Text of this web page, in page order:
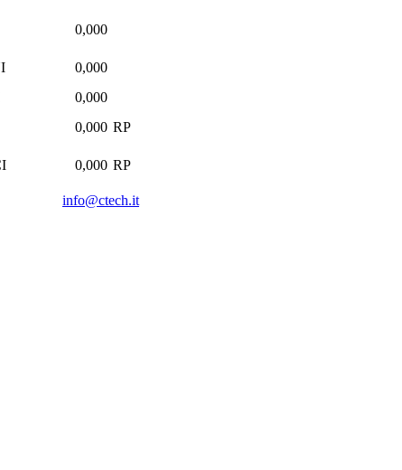
0,000
0,000
0,000
0,000 RP
0,000 RP
info@ctech.it